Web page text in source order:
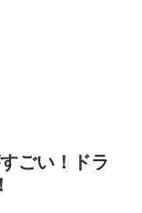
ごい！ドラ